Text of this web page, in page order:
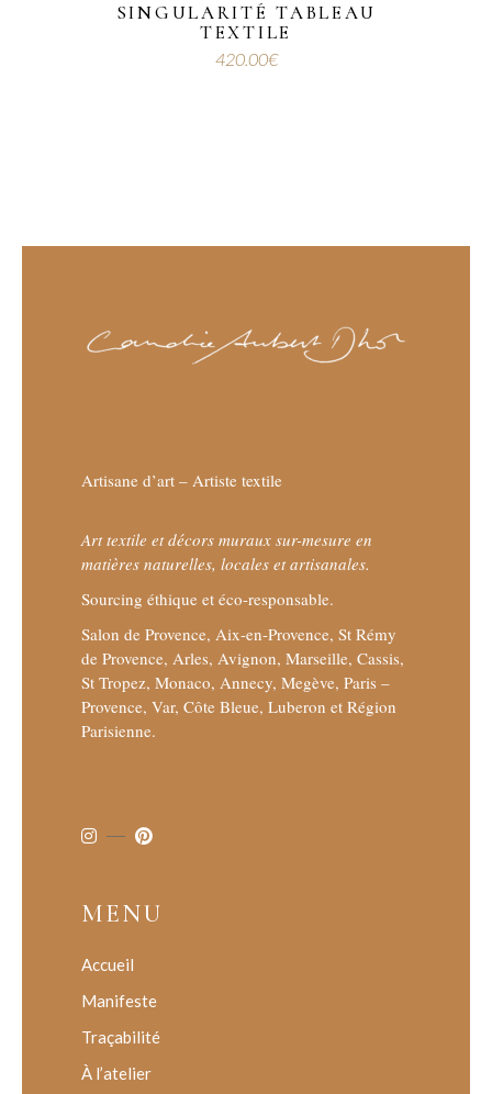
SINGULARITÉ TABLEAU
TEXTILE
420.00€
Artisane d’art – Artiste textile
Art textile et décors muraux sur-mesure en
matières naturelles, locales et artisanales.
Sourcing éthique et éco-responsable.
Salon de Provence, Aix-en-Provence, St Rémy
de Provence, Arles, Avignon, Marseille, Cassis,
St Tropez, Monaco, Annecy, Megève, Paris –
Provence, Var, Côte Bleue, Luberon et Région
Parisienne.
MENU
Accueil
Manifeste
Traçabilité
À l’atelier